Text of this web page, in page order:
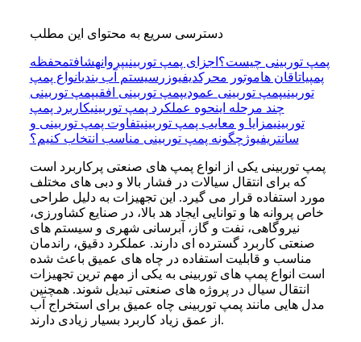
دسترسی سریع به محتوای این مطلب
پمپ توربینی چیست؟ اجزای پمپ توربینیپروانهشافتمحفظه
پمپیاتاقان هاموتور محرکدیفیوزر سیستم آب بندیانواع پمپ
توربینیپمپ توربینی عمودیپمپ توربینی افقیپمپ توربینی
چند مرحله اینحوه عملکرد پمپ توربینیکاربرد پمپ
توربینیمزایا و معایب پمپ توربینیتفاوت پمپ توربینی و
سانتریفیوژ چگونه پمپ توربینی مناسب انتخاب کنیم؟
پمپ توربینی یکی از انواع پمپ های صنعتی پرکاربرد است
که برای انتقال سیالات در فشار بالا و دبی های مختلف
مورد استفاده قرار می گیرد. این تجهیزات به دلیل طراحی
خاص پروانه ها و توانایی ایجاد هد بالا، در صنایع کشاورزی،
نیروگاهی، نفت و گاز، آبرسانی شهری و سیستم های
صنعتی کاربرد گسترده ای دارند. عملکرد دقیق، راندمان
مناسب و قابلیت استفاده در چاه های عمیق باعث شده
است انواع پمپ های توربینی به یکی از مهم ترین تجهیزات
انتقال سیال در پروژه های صنعتی تبدیل شوند. همچنین
مدل هایی مانند پمپ توربینی چاه عمیق برای استخراج آب
از عمق زیاد کاربرد بسیار زیادی دارند.